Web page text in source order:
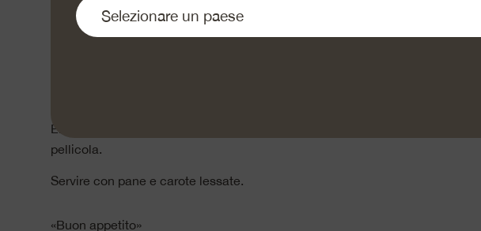
troppo finemente. Tagliare il Emmentaler DOP, il peperone e le albicocche a
1 cm. Tritare finemente la cipolla d’inverno con il verde.
Emmentaler DOP e premere leggermente. Rovesciare nei piatti e togliere la
pellicola.
Servire con pane e carote lessate.
«Buon appetito»